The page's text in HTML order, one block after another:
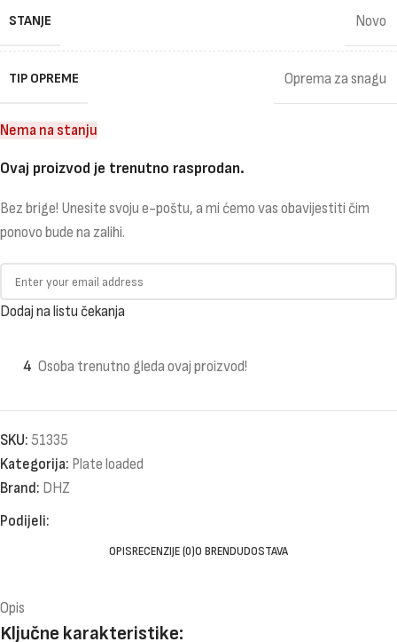
STANJE Novo
TIP OPREME Oprema za snagu
Nema na stanju
Ovaj proizvod je trenutno rasprodan.
Bez brige! Unesite svoju e-poštu, a mi ćemo vas obavijestiti čim
ponovo bude na zalihi.
Dodaj na listu čekanja
4 Osoba trenutno gleda ovaj proizvod!
SKU: 51335
Kategorija: Plate loaded
Brand: DHZ
Podijeli:
OPISRECENZIJE (0)O BRENDUDOSTAVA
Opis
Ključne karakteristike: